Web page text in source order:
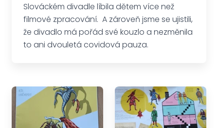
Slováckém divadle líbila dětem více než
filmové zpracování. A zároveň jsme se ujistili,
že divadlo má pořád své kouzlo a nezměnila
to ani dvouletá covidová pauza.